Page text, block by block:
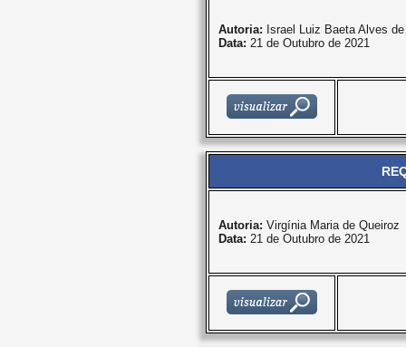
Autoria: Israel Luiz Baeta Alves
Data: 21 de Outubro de 2021
Autoria: Virgínia Maria de Queiroz
Data: 21 de Outubro de 2021